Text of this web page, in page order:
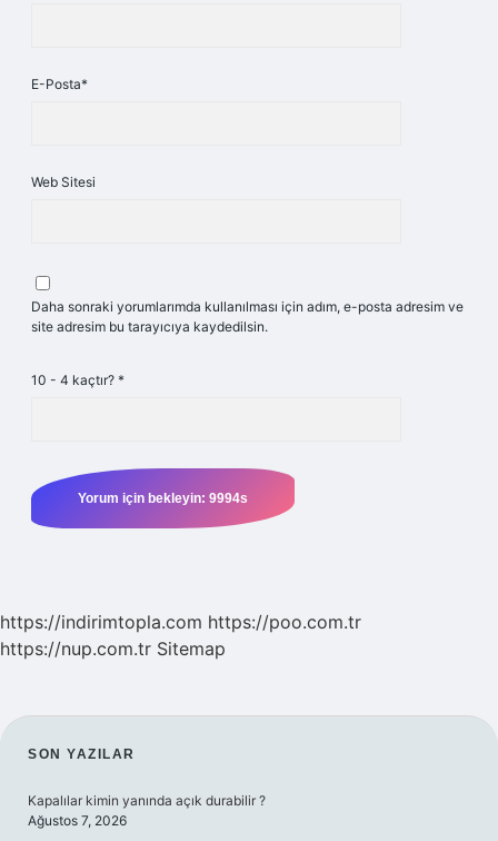
E-Posta*
Web Sitesi
Daha sonraki yorumlarımda kullanılması için adım, e-posta adresim ve
site adresim bu tarayıcıya kaydedilsin.
10 - 4 kaçtır? *
https://indirimtopla.com https://poo.com.tr
https://nup.com.tr Sitemap
SIDEBAR
SON YAZILAR
Kapalılar kimin yanında açık durabilir ?
Ağustos 7, 2026